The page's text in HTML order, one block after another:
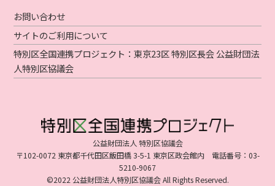
お問い合わせ
サイトのご利用について
特別区全国連携プロジェクト：東京23区 特別区長会 公益財団法
人特別区協議会
公益財団法人 特別区協議会
〒102-0072 東京都千代田区飯田橋 3-5-1 東京区政会館内 電話番号：03-
5210-9067
©2022 公益財団法人特別区協議会 All Rights Reserved.